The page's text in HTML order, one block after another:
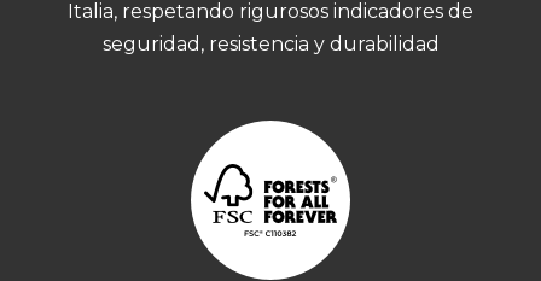
Italia, respetando rigurosos indicadores de
seguridad, resistencia y durabilidad